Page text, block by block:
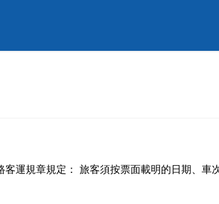
運規章規定： 旅客須按票面載明的日期、車